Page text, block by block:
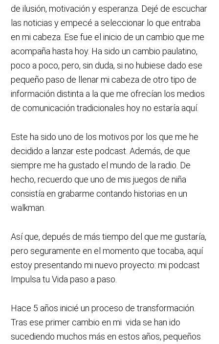
de ilusión, motivación y esperanza. Dejé de escuchar
las noticias y empecé a seleccionar lo que entraba
en mi cabeza. Ese fue el inicio de un cambio que me
acompaña hasta hoy. Ha sido un cambio paulatino,
poco a poco, pero, sin duda, si no hubiese dado ese
pequeño paso de llenar mi cabeza de otro tipo de
información distinta a la que me ofrecían los medios
de comunicación tradicionales hoy no estaría aquí.
Este ha sido uno de los motivos por los que me he
decidido a lanzar este podcast. Además, de que
siempre me ha gustado el mundo de la radio. De
hecho, recuerdo que uno de mis juegos de niña
consistía en grabarme contando historias en un
walkman.
Así que, depués de más tiempo del que me gustaría,
pero seguramente en el momento que tocaba, aquí
estoy presentando mi nuevo proyecto: mi podcast
Impulsa tu Vida paso a paso.
Hace 5 años inicié un proceso de transformación.
Tras ese primer cambio en mi vida se han ido
sucediendo muchos más en estos años, pequeños